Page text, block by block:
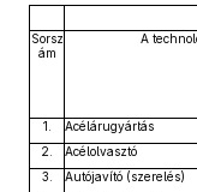
Sorsz
ám
A
1. Acélárugyártás
2.
Acélolvasztó
3.
Autójavító (szerelés)